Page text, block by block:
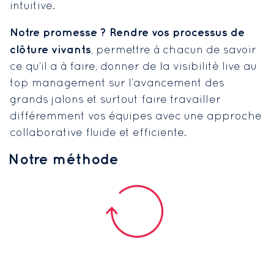
intuitive.
Notre promesse ? Rendre vos processus de
clôture vivants, permettre à chacun de savoir
ce qu’il a à faire, donner de la visibilité live au
top management sur l’avancement des
grands jalons et surtout faire travailler
différemment vos équipes avec une approche
collaborative fluide et efficiente.
Notre méthode